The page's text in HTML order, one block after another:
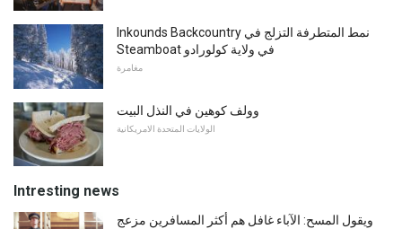
Inkounds Backcountry نمط المتطرفة التزلج في
Steamboat في ولاية كولورادو
مغامرة
وولف كوهين في النذل البيت
الولايات المتحدة الامريكانية
Intresting news
ويقول المسح: الآباء غافل هم أكثر المسافرين مزعج